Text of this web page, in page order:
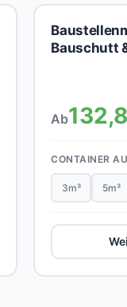
Bauschutt
Ab
CONTAINER
3m³ 5m³